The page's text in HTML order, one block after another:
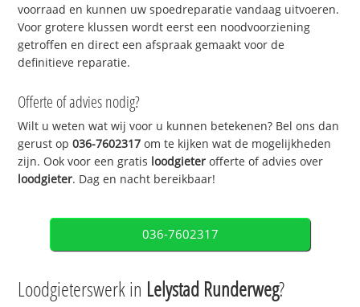
voorraad en kunnen uw spoedreparatie vandaag uitvoeren.
Voor grotere klussen wordt eerst een noodvoorziening
getroffen en direct een afspraak gemaakt voor de
definitieve reparatie.
Offerte of advies nodig?
Wilt u weten wat wij voor u kunnen betekenen? Bel ons dan
gerust op036-7602317 om te kijken wat de mogelijkheden
zijn. Ook voor een gratis loodgieter offerte of advies over
loodgieter. Dag en nacht bereikbaar!
036-7602317
Loodgieterswerk in Lelystad Runderweg?